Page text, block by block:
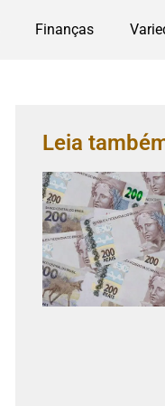
Finanças
Leia